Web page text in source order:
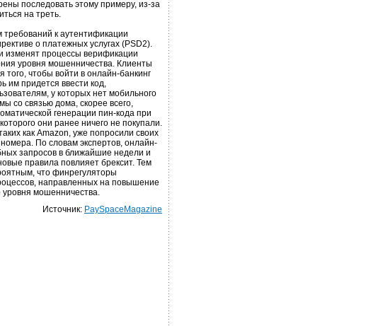
последовать этому примеру, из-за
на треть.
к аутентификации
о платежных услугах (PSD2).
изменят процессы верификации
уровня мошенничества. Клиенты
того, чтобы войти в онлайн-банкинг
им придется ввести код,
у которых нет мобильного
со связью дома, скорее всего,
генерации пин-кода при
они ранее ничего не покупали.
как Amazon, уже попросили своих
По словам экспертов, онлайн-
запросов в ближайшие недели и
правила повлияет брексит. Тем
что финрегуляторы
направленных на повышение
мошенничества.
Источник: PaySpaceMagazine